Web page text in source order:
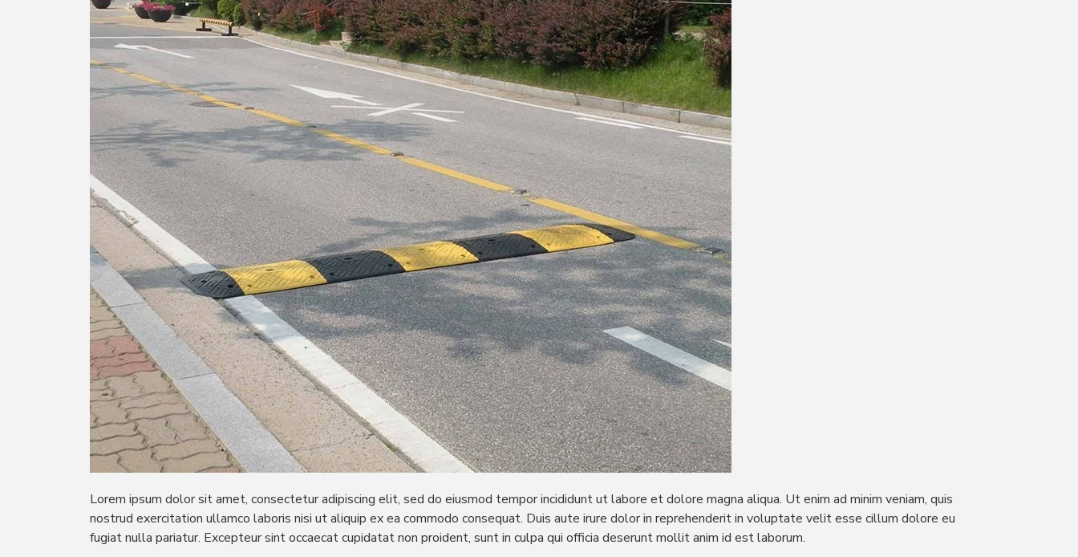
Lorem ipsum dolor sit amet, consectetur adipiscing elit, sed do eiusmod tempor incididunt ut labore et dolore magna aliqua. Ut enim ad minim veniam, quis
nostrud exercitation ullamco laboris nisi ut aliquip ex ea commodo consequat. Duis aute irure dolor in reprehenderit in voluptate velit esse cillum dolore eu
fugiat nulla pariatur. Excepteur sint occaecat cupidatat non proident, sunt in culpa qui officia deserunt mollit anim id est laborum.